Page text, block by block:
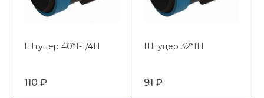
Штуцер 40*1-1/4Н
110 ₽
Штуцер 32*1Н
91 ₽